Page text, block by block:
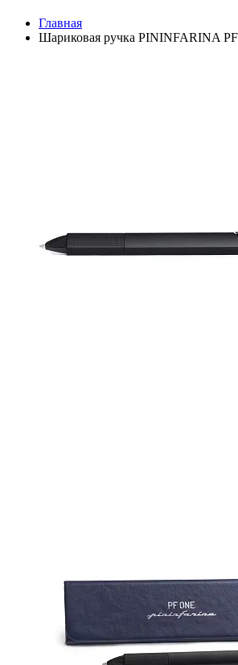
Главная
Шариковая ручка PININFARINA